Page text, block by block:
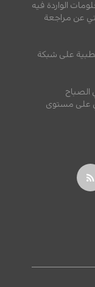
الواردة فيه
عن مراجعة
على شبكة
الصباح
على مستوى